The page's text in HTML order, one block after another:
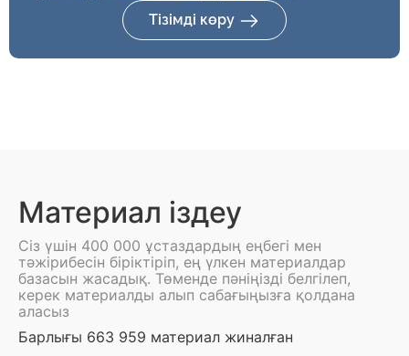
Тізімді көру
Материал іздеу
Сіз үшін 400 000 ұстаздардың еңбегі мен
тәжірибесін біріктіріп, ең үлкен материалдар
базасын жасадық. Төменде пәніңізді белгілеп,
керек материалды алып сабағыңызға қолдана
аласыз
Барлығы 663 959 материал жиналған